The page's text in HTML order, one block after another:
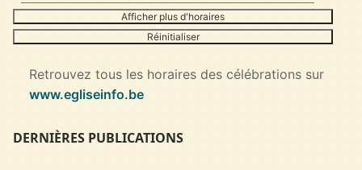
Afficher plus d'horaires
Réinitialiser
Retrouvez tous les horaires des célébrations sur
www.egliseinfo.be
DERNIÈRES PUBLICATIONS